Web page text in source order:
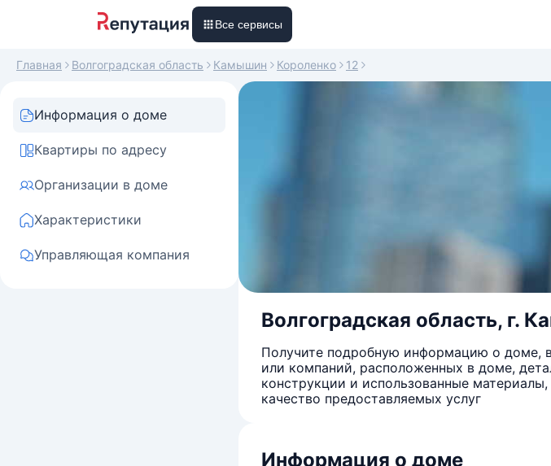
Все сервисы
Главная Волгоградская область Камышин Короленко 12
Информация о доме
Квартиры по адресу
Организации в доме
Характеристики
Управляющая компания
Волгоградская область, г.
Получите подробную информацию о доме,
или компаний, расположенных в доме,
конструкции и использованные
качество предоставляемых услуг
Информация о доме